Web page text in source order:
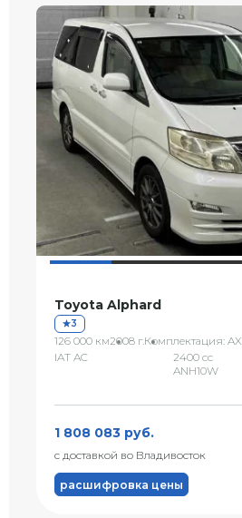
Toyota Alphard
3
126 000 км2008 г.Комплектация:
IAT AC
2400 сс
ANH10W
1 808 083 руб.
с доставкой во Владивосток
расшифровка цены